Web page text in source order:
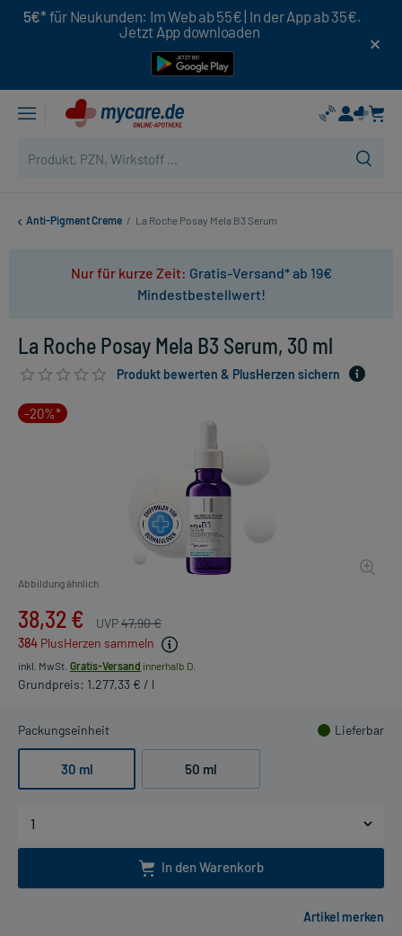
5€* für Neukunden: Im Web ab 55€ | In der App ab 35€.
Jetzt App downloaden
Anti-Pigment Creme / La Roche Posay Mela B3 Serum
Nur für kurze Zeit: Gratis-Versand* ab 19€
Mindestbestellwert!
La Roche Posay Mela B3 Serum, 30 ml
Produkt bewerten & PlusHerzen sichern
-20%*
Abbildung ähnlich
38,32 € UVP47,90 €
384 PlusHerzen sammeln
inkl. MwSt. Gratis-Versand innerhalb D.
Grundpreis: 1.277,33 € / l
Packungseinheit Lieferbar
30 ml 50 ml
In den Warenkorb